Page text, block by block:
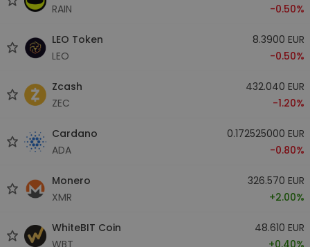
RAIN
-0.50%
LEO Token
LEO
8.3900 EUR
-0.50%
Zcash
ZEC
432.040 EUR
-1.20%
Cardano
ADA
0.172525000 EUR
-0.80%
Monero
XMR
326.570 EUR
+2.00%
WhiteBIT Coin
WBT
48.610 EUR
+0.40%